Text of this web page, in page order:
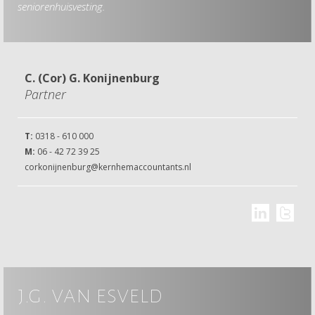
seniorenhuisvesting.
C. (Cor) G. Konijnenburg
Partner
T: 0318 - 610 000
M: 06 - 42 72 39 25
corkonijnenburg@kernhemaccountants.nl
j.g. van esveld